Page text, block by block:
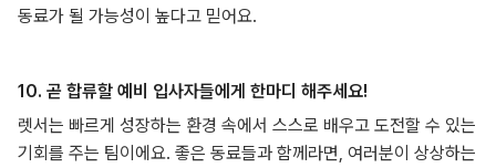
동료가 될 가능성이 높다고 믿어요.
10. 곧 합류할 예비 입사자들에게 한마디 해주세요!
렛서는 빠르게 성장하는 환경 속에서 스스로 배우고 도전할 수 있는
기회를 주는 팀이에요. 좋은 동료들과 함께라면, 여러분이 상상하는